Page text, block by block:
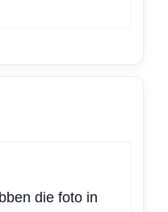
die foto in